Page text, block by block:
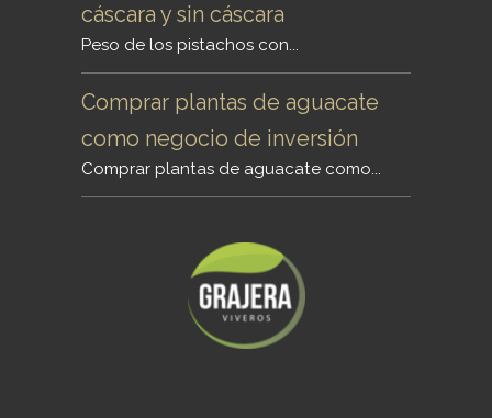
cáscara y sin cáscara
Peso de los pistachos con...
Comprar plantas de aguacate
como negocio de inversión
Comprar plantas de aguacate como...